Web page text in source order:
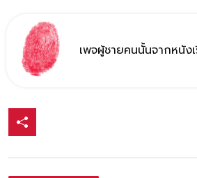
เพจผู้ชายคนนั้นจากหนัง